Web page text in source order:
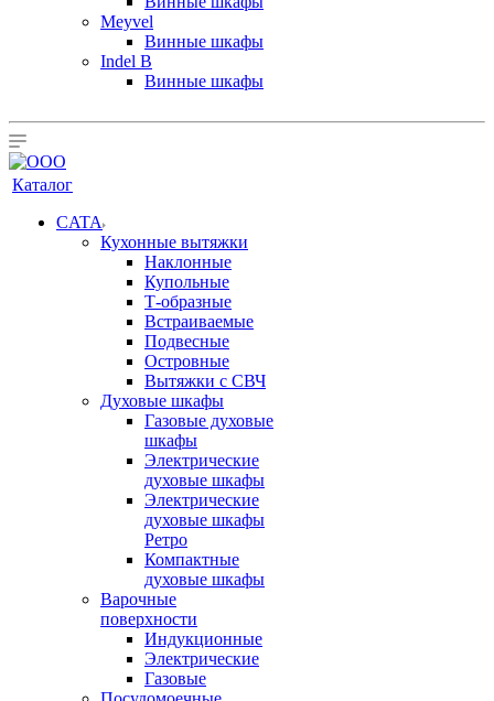
Meyvel
Винные шкафы
Indel B
Винные шкафы
Каталог
CATA
Кухонные вытяжки
Наклонные
Купольные
Т-образные
Встраиваемые
Подвесные
Островные
Вытяжки с СВЧ
Духовые шкафы
Газовые духовые
шкафы
Электрические
духовые шкафы
Электрические
духовые шкафы
Ретро
Компактные
духовые шкафы
Варочные
поверхности
Индукционные
Электрические
Газовые